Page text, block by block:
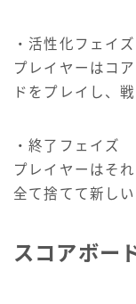
・活性化フェイズ
プレイヤーはコ
ドをプレイし、
・終了フェイズ
プレイヤーはそ
全て捨てて新し
スコアボー